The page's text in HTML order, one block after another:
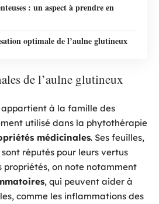
: un aspect à prendre en
optimale de l’aulne glutineux
de l’aulne glutineux
appartient à la famille des
utilisé dans la phytothérapie
médicinales. Ses feuilles,
réputés pour leurs vertus
propriétés, on note notamment
, qui peuvent aider à
comme les inflammations des